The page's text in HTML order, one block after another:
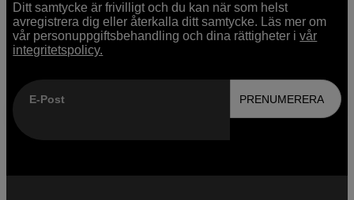
Ditt samtycke är frivilligt och du kan när som helst
avregistrera dig eller återkalla ditt samtycke. Läs mer om
vår personuppgiftsbehandling och dina rättigheter ivår
integritetspolicy.
E-Post PRENUMERERA